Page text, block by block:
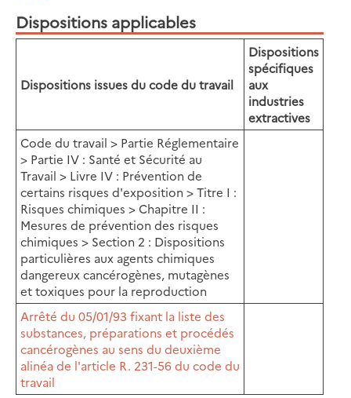
Dispositions applicables
Dispositions issues du code du travail
Dispositions
spécifiques
aux
industries
extractives
Code du travail > Partie Réglementaire
> Partie IV : Santé et Sécurité au
Travail > Livre IV : Prévention de
certains risques d'exposition > Titre I :
Risques chimiques > Chapitre II :
Mesures de prévention des risques
chimiques > Section 2 : Dispositions
particulières aux agents chimiques
dangereux cancérogènes, mutagènes
et toxiques pour la reproduction
Arrêté du 05/01/93 fixant la liste des
substances, préparations et procédés
cancérogènes au sens du deuxième
alinéa de l'article R. 231-56 du code du
travail